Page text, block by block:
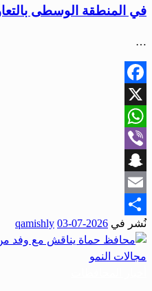
في المنطقة الوسطى
…
Facebook
X
WhatsApp
Viber
Snapchat
Email
Share
نُشر في 2026-07-03
qamishly